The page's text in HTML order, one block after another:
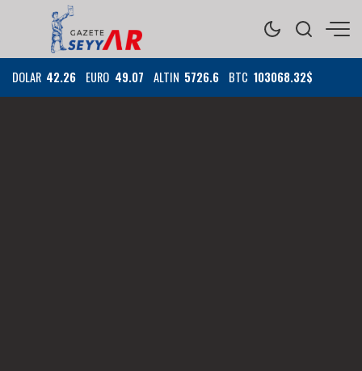
DOLAR 42.26 EURO 49.07 ALTIN 5726.6 BTC 103068.32$